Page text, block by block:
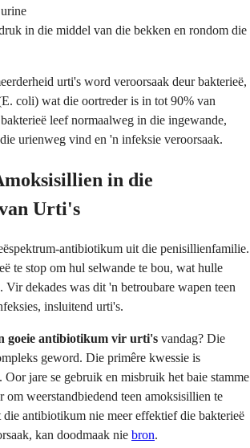
in die middel van die bekken en rondom die
urti's word veroorsaak deur bakterieë,
coli) wat die oortreder is in tot 90% van
leef normaalweg in die ingewande,
urienweg vind en 'n infeksie veroorsaak.
in die
Urti's
antibiotikum uit die penisillienfamilie.
te stop om hul selwande te bou, wat hulle
dekades was dit 'n betroubare wapen teen
insluitend urti's.
goeie antibiotikum vir urti's vandag? Die
geword. Die primêre kwessie is
jare se gebruik en misbruik het baie stamme
om weerstandbiedend teen amoksisillien te
antibiotikum nie meer effektief die bakterieë
kan doodmaak nie bron.